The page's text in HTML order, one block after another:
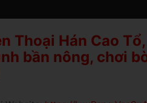
Thoại Hán Cao
bần nông, chơi